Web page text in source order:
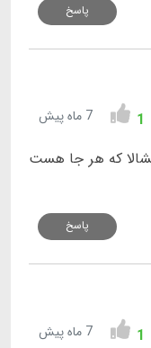
پاسخ
1 7 ماه پیش
که هر جا هست
پاسخ
1 7 ماه پیش